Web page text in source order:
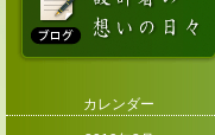
カレンダー